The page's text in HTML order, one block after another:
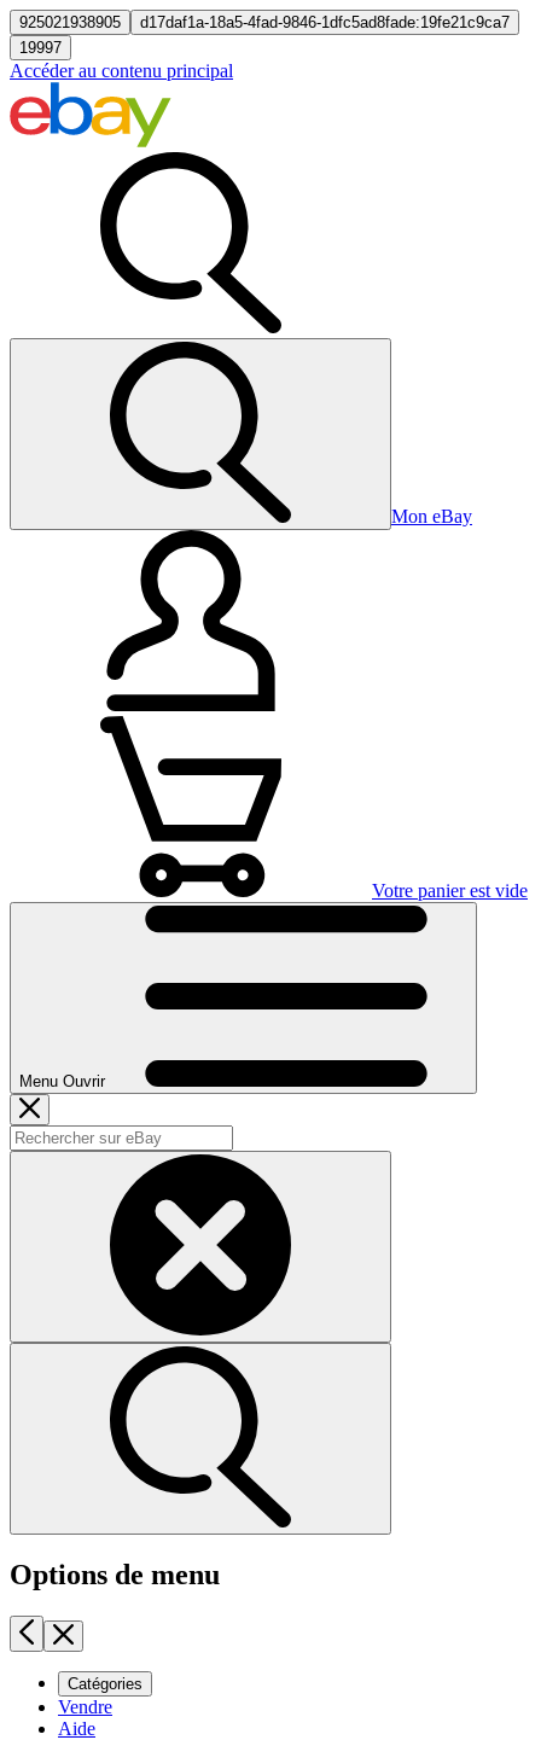
925021938905
d17daf1a-18a5-4fad-9846-1dfc5ad8fade:19fe21c9ca7
19997
Accéder au contenu principal
Mon eBay
Votre panier est vide
Menu Ouvrir
Options de menu
Catégories
Vendre
Aide